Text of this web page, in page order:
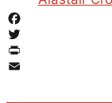
Facebook
Twitter
PrintFriendly